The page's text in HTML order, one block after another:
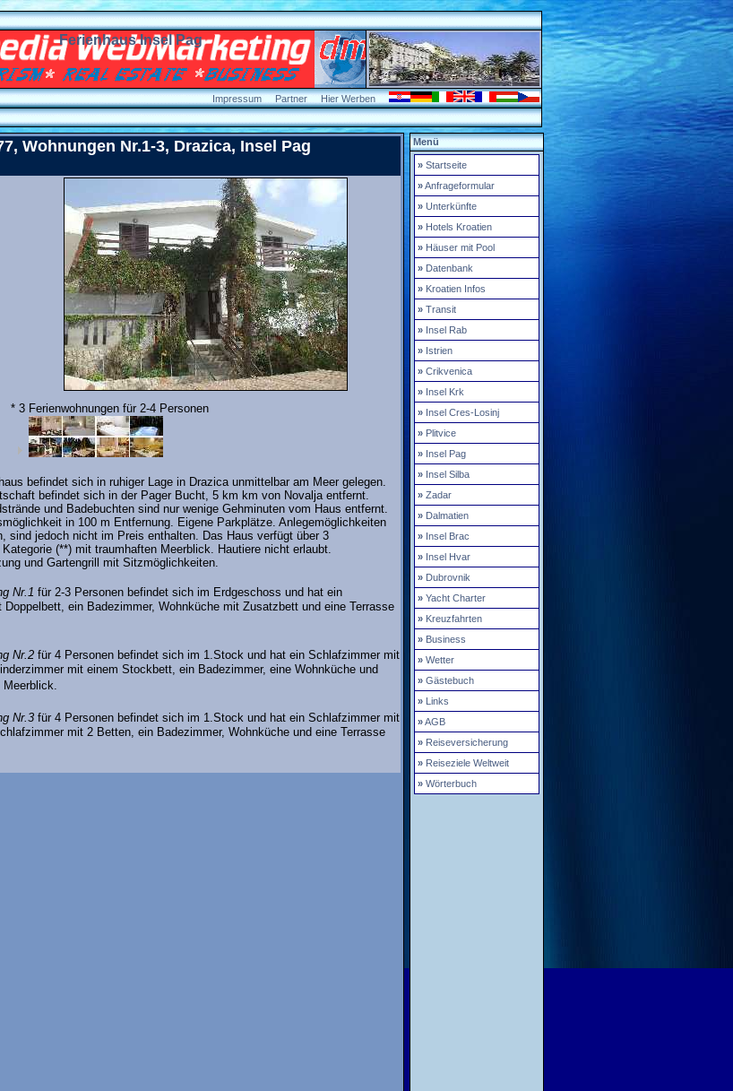
FerienhausInsel Pag
Impressum Partner
Hier Werben
Wohnungen Nr.1-3, Drazica, Insel Pag
* 3 Ferienwohnungen für 2-4 Personen
befindet sich in ruhiger Lage in Drazica unmittelbar am Meer gelegen.
befindet sich in der Pager Bucht, 5 km km von Novalja entfernt.
und Badebuchten sind nur wenige Gehminuten vom Haus entfernt.
in 100 m Entfernung. Eigene Parkplätze. Anlegemöglichkeiten
sind jedoch nicht im Preis enthalten. Das Haus verfügt über 3
Kategorie (**) mit traumhaften Meerblick. Hautiere nicht erlaubt.
und Gartengrill mit Sitzmöglichkeiten.
Nr.1 für 2-3 Personen befindet sich im Erdgeschoss und hat ein
ein Badezimmer, Wohnküche mit Zusatzbett und eine Terrasse
Nr.2 für 4 Personen befindet sich im 1.Stock und hat ein Schlafzimmer mit
mit einem Stockbett, ein Badezimmer, eine Wohnküche und
Nr.3 für 4 Personen befindet sich im 1.Stock und hat ein Schlafzimmer mit
mit 2 Betten, ein Badezimmer, Wohnküche und eine Terrasse
Menü
» Startseite
»Anfrageformular
» Unterkünfte
» Hotels Kroatien
» Häuser mit Pool
» Datenbank
» Kroatien Infos
» Transit
» Insel Rab
» Istrien
» Crikvenica
» Insel Krk
» Insel Cres-Losinj
» Plitvice
» Insel Pag
» Insel Silba
» Zadar
» Dalmatien
» Insel Brac
» Insel Hvar
» Dubrovnik
» Yacht Charter
» Kreuzfahrten
» Business
» Wetter
» Gästebuch
» Links
»AGB
» Reiseversicherung
» Reiseziele Weltweit
» Wörterbuch